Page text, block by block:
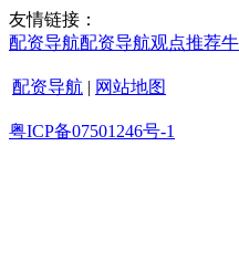
友情链接：
配资导航配资导航观点推荐
配资导航 | 网站地图
粤ICP备07501246号-1